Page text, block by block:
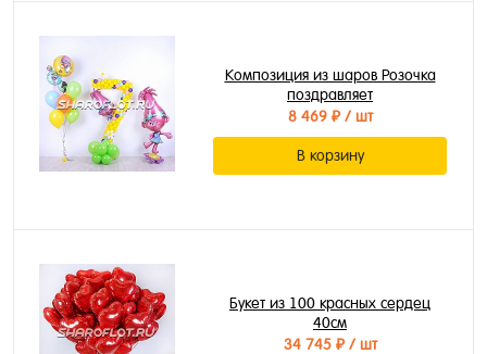
Композиция из шаров Розочка
поздравляет
8 469 ₽/ шт
В корзину
Букет из 100 красных сердец
40см
34 745 ₽/ шт